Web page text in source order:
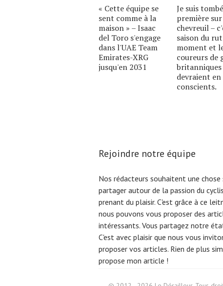
« Cette équipe se
sent comme à la
maison » – Isaac
del Toro s'engage
dans l'UAE Team
Emirates-XRG
jusqu'en 2031
Je suis
première
chevreuil –
saison du
moment et
coureurs de
britanniques
devraient
conscients.
Rejoindre notre équipe
Nos rédacteurs souhaitent une chose
partager autour de la passion du
prenant du plaisir. C'est grâce à ce
nous pouvons vous proposer des
intéressants. Vous partagez notre
C'est avec plaisir que nous vous
proposer vos articles. Rien de plus
propose mon article !